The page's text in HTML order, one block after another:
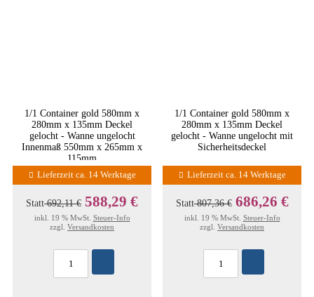
1/1 Container gold 580mm x
280mm x 135mm Deckel
gelocht - Wanne ungelocht
Innenmaß 550mm x 265mm x
115mm
Lieferzeit ca. 14 Werktage
Statt692,11 € 588,29 €
inkl. 19 % MwSt. Steuer-Info
zzgl. Versandkosten
1/1 Container gold 580mm x
280mm x 135mm Deckel
gelocht - Wanne ungelocht mit
Sicherheitsdeckel
Lieferzeit ca. 14 Werktage
Statt807,36 € 686,26 €
inkl. 19 % MwSt. Steuer-Info
zzgl. Versandkosten